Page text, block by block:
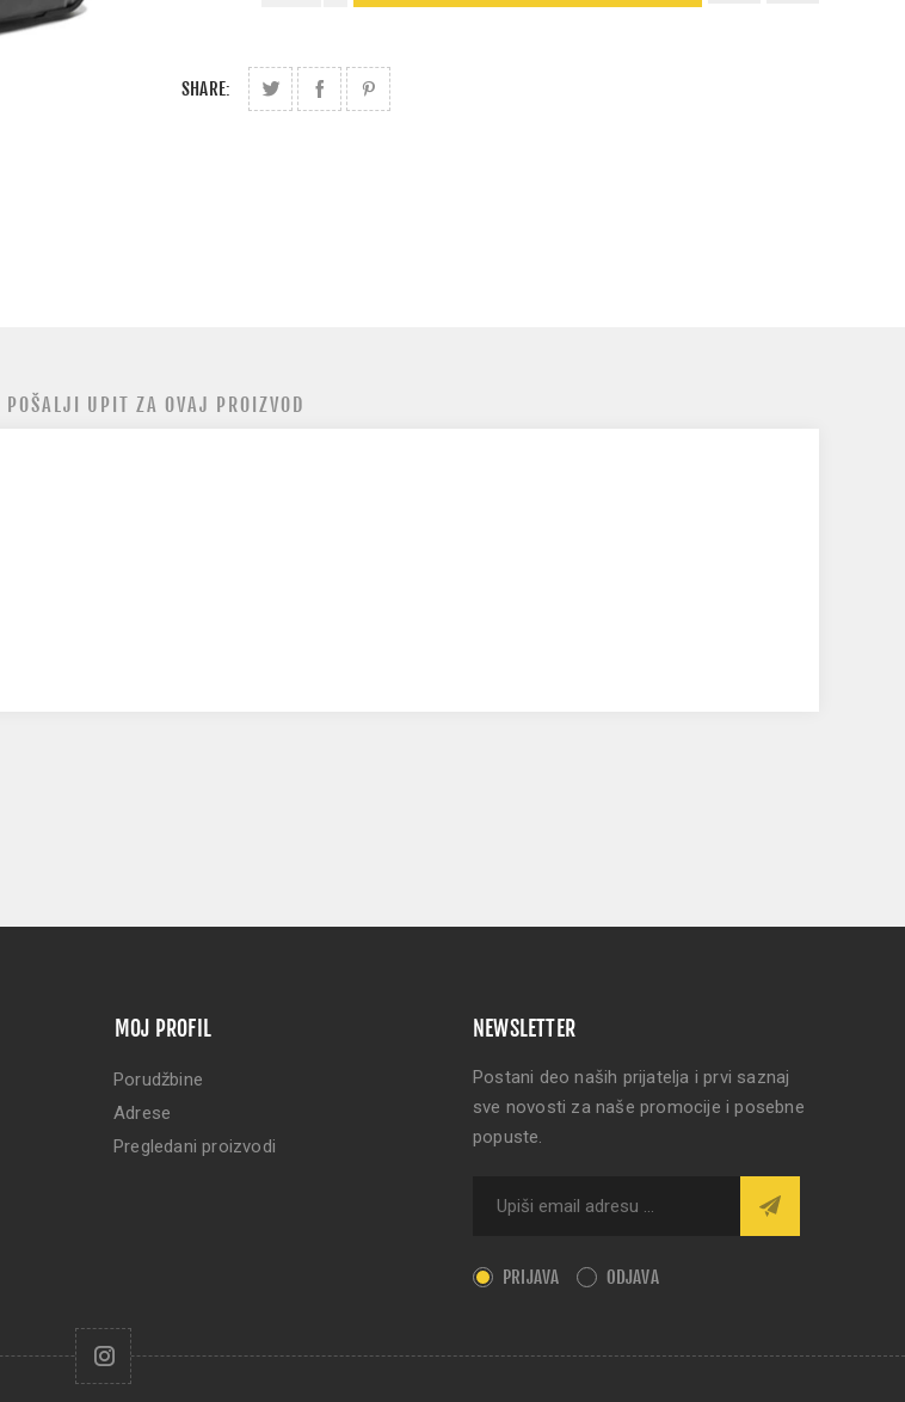
SHARE:
POŠALJI UPIT ZA OVAJ PROIZVOD
MOJ PROFIL
Porudžbine
Adrese
Pregledani proizvodi
NEWSLETTER
Postani deo naših prijatelja i prvi saznaj
sve novosti za naše promocije i posebne
popuste.
PRIJAVA ODJAVA